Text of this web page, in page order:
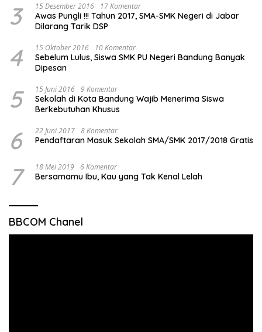
3 15 Desember 2016 17 Komentar
Awas Pungli !!! Tahun 2017, SMA-SMK Negeri di Jabar
Dilarang Tarik DSP
4 15 Oktober 2016 10 Komentar
Sebelum Lulus, Siswa SMK PU Negeri Bandung Banyak
Dipesan
5 15 Juni 2016 9 Komentar
Sekolah di Kota Bandung Wajib Menerima Siswa
Berkebutuhan Khusus
6 22 Juni 2017 8 Komentar
Pendaftaran Masuk Sekolah SMA/SMK 2017/2018 Gratis
7 18 Mei 2019 6 Komentar
Bersamamu Ibu, Kau yang Tak Kenal Lelah
BBCOM Chanel